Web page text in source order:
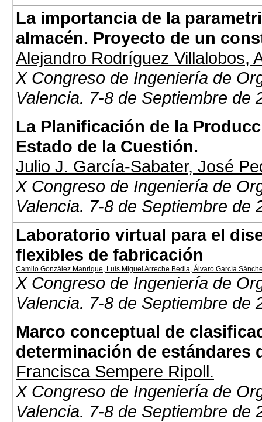
La importancia de la
almacén. Proyecto de un
Alejandro Rodríguez Villalobos,
X Congreso de Ingeniería de
Valencia. 7-8 de Septiembre de
La Planificación de la
Estado de la Cuestión.
Julio J. García-Sabater, José
X Congreso de Ingeniería de
Valencia. 7-8 de Septiembre de
Laboratorio virtual para el
flexibles de fabricación
Camilo González Manrique, Luís Miguel Arreche Bedia, Álvaro García
X Congreso de Ingeniería de
Valencia. 7-8 de Septiembre de
Marco conceptual de
determinación de estándares
Francisca Sempere Ripoll.
X Congreso de Ingeniería de
Valencia. 7-8 de Septiembre de